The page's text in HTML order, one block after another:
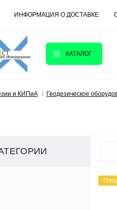
ИНФОРМАЦИЯ О ДОСТАВКЕ
КАТАЛОГ
и КИПиА Геодезическое